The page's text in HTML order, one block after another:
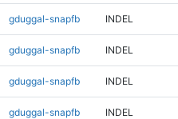
gduggal-snapfb INDEL
gduggal-snapfb INDEL
gduggal-snapfb INDEL
gduggal-snapfb INDEL